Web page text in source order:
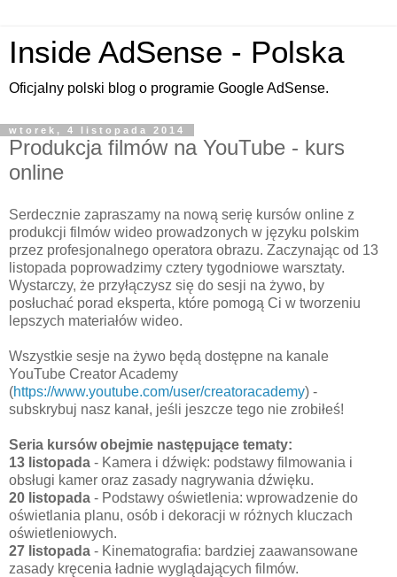
Inside AdSense - Polska
Oficjalny polski blog o programie Google AdSense.
wtorek, 4 listopada 2014
Produkcja filmów na YouTube - kurs
online
Serdecznie zapraszamy na nową serię kursów online z
produkcji filmów wideo prowadzonych w języku polskim
przez profesjonalnego operatora obrazu. Zaczynając od 13
listopada poprowadzimy cztery tygodniowe warsztaty.
Wystarczy, że przyłączysz się do sesji na żywo, by
posłuchać porad eksperta, które pomogą Ci w tworzeniu
lepszych materiałów wideo.
Wszystkie sesje na żywo będą dostępne na kanale
YouTube Creator Academy
(https://www.youtube.com/user/creatoracademy) -
subskrybuj nasz kanał, jeśli jeszcze tego nie zrobiłeś!
Seria kursów obejmie następujące tematy:
13 listopada - Kamera i dźwięk: podstawy filmowania i
obsługi kamer oraz zasady nagrywania dźwięku.
20 listopada - Podstawy oświetlenia: wprowadzenie do
oświetlania planu, osób i dekoracji w różnych kluczach
oświetleniowych.
27 listopada - Kinematografia: bardziej zaawansowane
zasady kręcenia ładnie wyglądających filmów.